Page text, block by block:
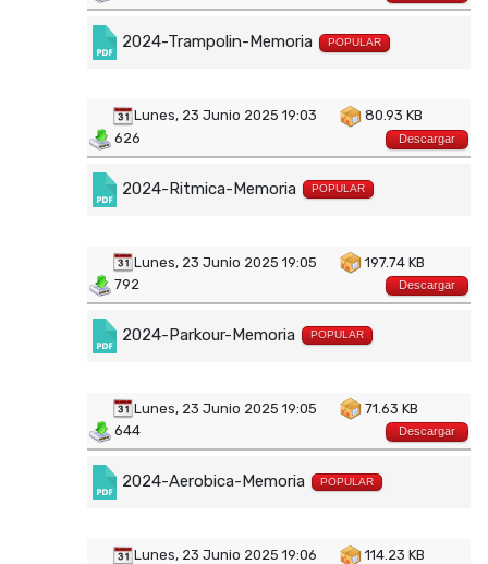
2024-Trampolin-Memoria POPULAR
Lunes, 23 Junio 2025 19:03
80.93 KB
626
Descargar
2024-Ritmica-Memoria POPULAR
Lunes, 23 Junio 2025 19:05
197.74 KB
792
Descargar
2024-Parkour-Memoria POPULAR
Lunes, 23 Junio 2025 19:05
71.63 KB
644
Descargar
2024-Aerobica-Memoria POPULAR
Lunes, 23 Junio 2025 19:06
114.23 KB